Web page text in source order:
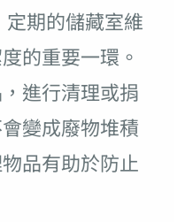
定期的儲藏室維
的重要一環。
進行清理或捐
變成廢物堆積
品有助於防止